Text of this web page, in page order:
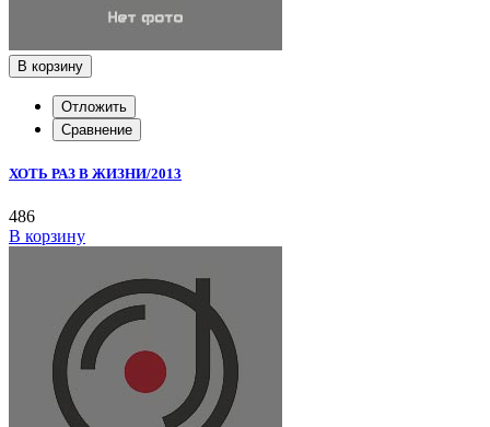
В корзину
Отложить
Сравнение
ХОТЬ РАЗ В ЖИЗНИ/2013
486
В корзину